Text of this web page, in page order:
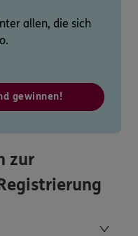
allen, die sich
gewinnen!
zur